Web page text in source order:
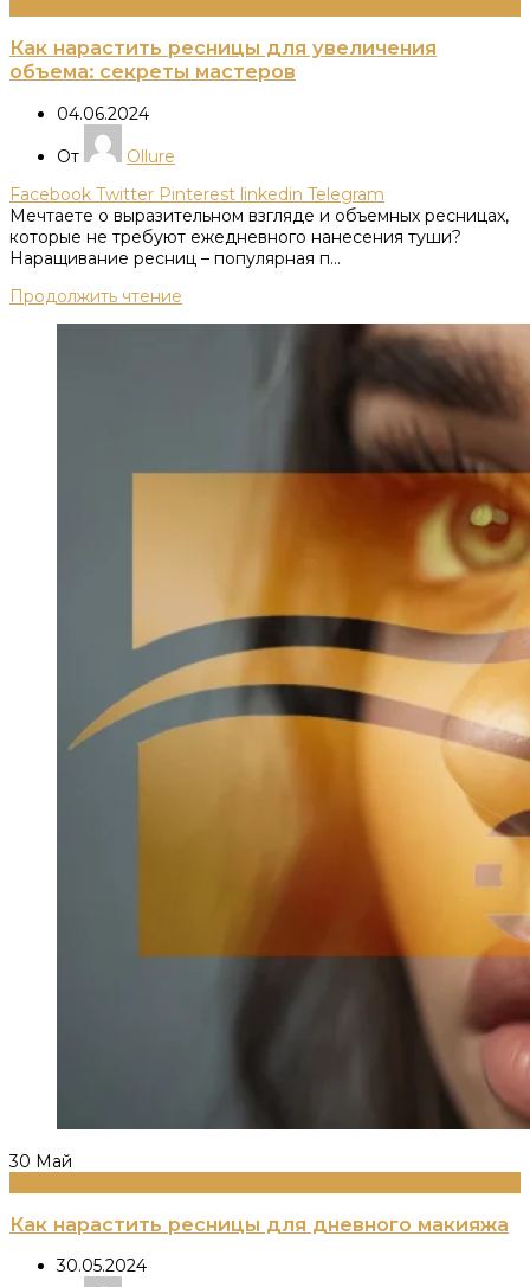
Как нарастить ресницы для увеличения
объема: секреты мастеров
04.06.2024
От
Ollure
Facebook Twitter Pinterest linkedin Telegram
Мечтаете о выразительном взгляде и объемных ресницах,
которые не требуют ежедневного нанесения туши?​
Наращивание ресниц – популярная п...
Продолжить чтение
30 Май
Как нарастить ресницы для дневного макияжа
30.05.2024